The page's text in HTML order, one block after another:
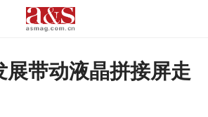
展带动液晶拼接屏走